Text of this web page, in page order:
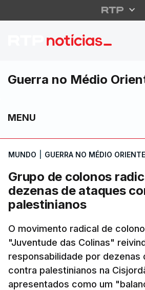
Grupo de
Guerra no Médio
MENU
MUNDO GUERRA NO MÉDIO ORIENTE
Grupo de colonos
dezenas de ataques
palestinianos
O movimento radical de
"Juventude das Colinas"
responsabilidade por dezenas
contra palestinianos na
apresentados como um